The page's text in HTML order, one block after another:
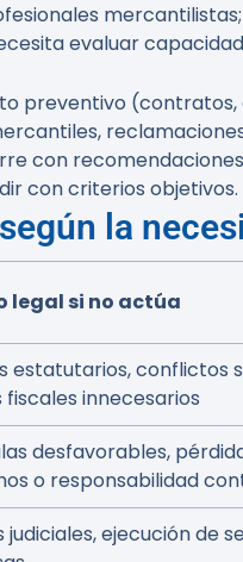
evaluar
preventivo
con
con criterios objetivos.
la
legal si no actúa
estatutarios, conflictos
innecesarios
desfavorables,
o responsabilidad
judiciales, ejecución de